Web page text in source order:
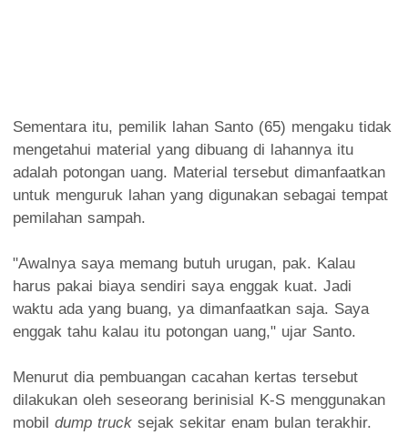
Sementara itu, pemilik lahan Santo (65) mengaku tidak
mengetahui material yang dibuang di lahannya itu
adalah potongan uang. Material tersebut dimanfaatkan
untuk menguruk lahan yang digunakan sebagai tempat
pemilahan sampah.
"Awalnya saya memang butuh urugan, pak. Kalau
harus pakai biaya sendiri saya enggak kuat. Jadi
waktu ada yang buang, ya dimanfaatkan saja. Saya
enggak tahu kalau itu potongan uang," ujar Santo.
Menurut dia pembuangan cacahan kertas tersebut
dilakukan oleh seseorang berinisial K-S menggunakan
mobil dump truck sejak sekitar enam bulan terakhir.